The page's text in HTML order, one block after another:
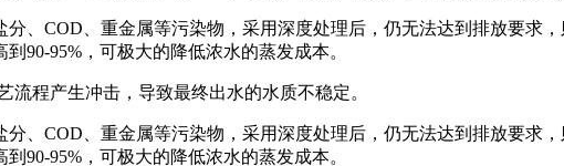
、COD、重金属等污染物，采用深度处理后，仍无法达到排放要求
90-95%，可极大的降低浓水的蒸发成本。
程产生冲击，导致最终出水的水质不稳定。
、COD、重金属等污染物，采用深度处理后，仍无法达到排放要求
90-95%，可极大的降低浓水的蒸发成本。